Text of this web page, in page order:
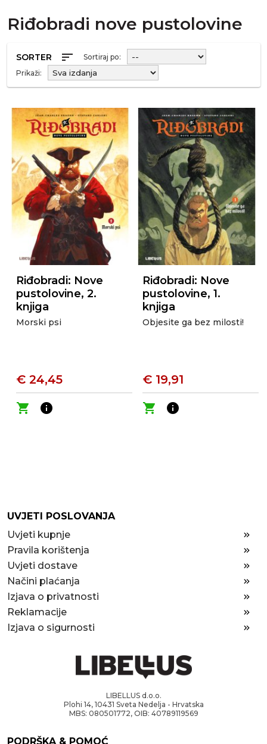
Riđobradi nove pustolovine
SORTER sort
Sortiraj po:
Prikaži:
Riđobradi: Nove
pustolovine, 2.
knjiga
Morski psi
€ 24,45
shopping_cart
info
Riđobradi: Nove
pustolovine, 1.
knjiga
Objesite ga bez milosti!
€ 19,91
shopping_cart
info
UVJETI POSLOVANJA
Uvjeti kupnje
Pravila korištenja
Uvjeti dostave
Načini plaćanja
Izjava o privatnosti
Reklamacije
Izjava o sigurnosti
LIBELLUS d.o.o.
Plohi 14, 10431 Sveta Nedelja - Hrvatska
MBS: 080501772, OIB: 40789119569
PODRŠKA & POMOĆ